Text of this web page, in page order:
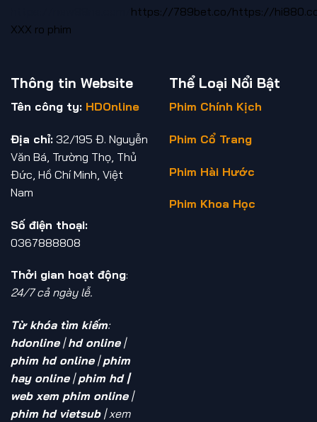
https://789bet.co/https://
XXX ro phim
Thông tin Website
Tên công ty: HDOnline
Địa chỉ: 32/195 Đ. Nguyễn
Văn Bá, Trường Thọ, Thủ
Đức, Hồ Chí Minh, Việt
Nam
Số điện thoại:
0367888808
Thởi gian hoạt động:
24/7 cả ngày lễ.
Từ khóa tìm kiếm:
hdonline|hd online|
phim hd online| phim
hay online|phim hd |
web xem phim online|
phim hd vietsub| xem
Thể Loại Nổi Bật
Phim Chính Kịch
Phim Cổ Trang
Phim Hài Hước
Phim Khoa Học